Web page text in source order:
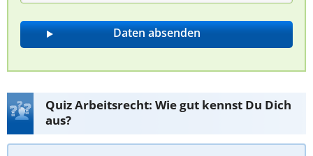
Quiz Arbeitsrecht: Wie gut kennst Du Dich
aus?